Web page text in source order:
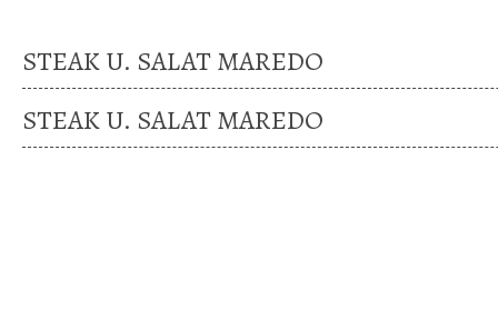
STEAK U. SALAT MAREDO
STEAK U. SALAT MAREDO